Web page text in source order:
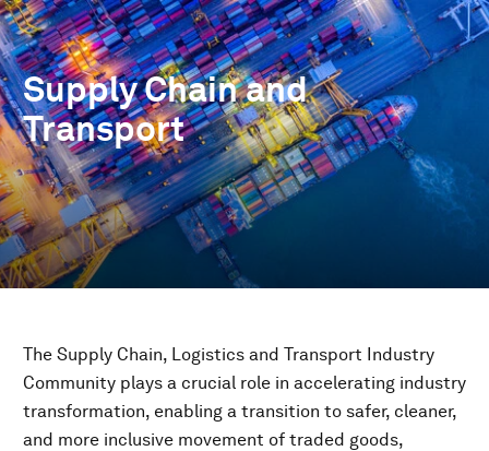
Supply Chain and
Transport
The Supply Chain, Logistics and Transport Industry
Community plays a crucial role in accelerating industry
transformation, enabling a transition to safer, cleaner,
and more inclusive movement of traded goods,